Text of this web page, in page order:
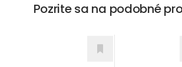
Pozrite sa na podobné